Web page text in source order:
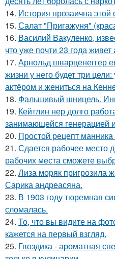
14. История прозаична
15. Салат "Пригажуня"
16. Василий Вакуленко,
что уже почти 23 года
17. Арнольд шварценеггер
жизни у него будет три
актёром и жениться на
18. Фальшивый шницель.
19. Кейтлин нер долго
занимающейся
20. Простой рецепт
21. Сдается рабочее место
рабочих места сможете
22. Лиза моряк пригрозила
Сарика андреасяна.
23. В 1903 году тюремная
сломалась.
24. То, что вы видите на
кажется на первый взгляд.
25. Гвоздика - ароматная